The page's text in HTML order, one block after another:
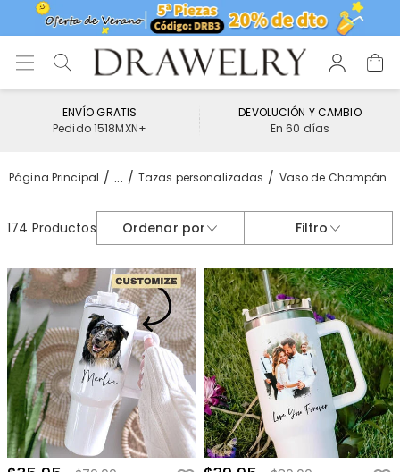
ENVÍO GRATIS
Pedido 1518MXN+
DEVOLUCIÓN Y CAMBIO
En 60 días
Página Principal ... Tazas personalizadas Vaso de Champán
174 Productos Ordenar por Filtro